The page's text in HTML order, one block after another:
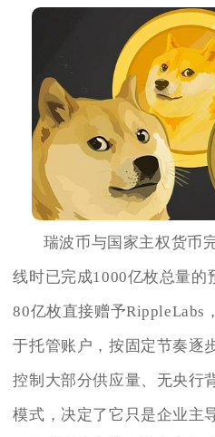
瑞波币与国家主权货币
线时已完成1000亿枚总量的
80亿枚直接赠予RippleLabs
于托管账户，按固定节奏逐
控制大部分供应量、无央行
模式，决定了它只是企业主